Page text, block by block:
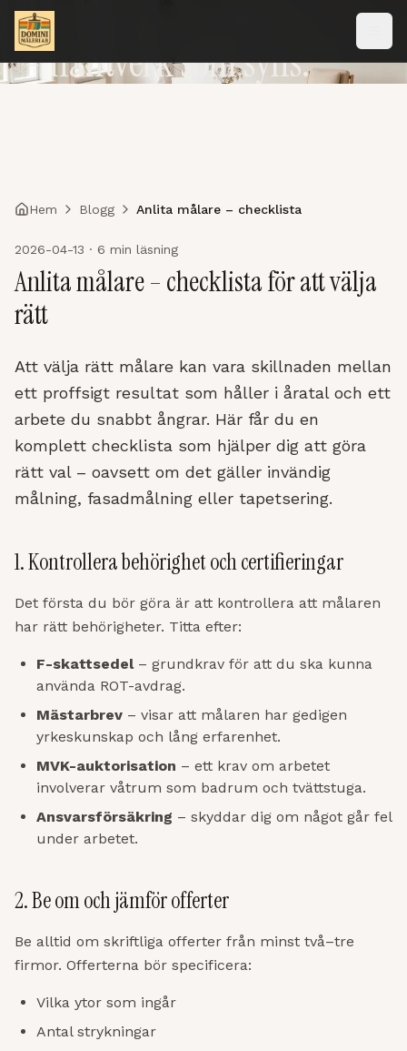
Målare i Göteborg
– hantverk som syns.
Hem Blogg Anlita målare – checklista
2026-04-13 · 6 min läsning
Anlita målare – checklista för att välja
rätt
Att välja rätt målare kan vara skillnaden mellan
ett proffsigt resultat som håller i åratal och ett
arbete du snabbt ångrar. Här får du en
komplett checklista som hjälper dig att göra
rätt val – oavsett om det gäller invändig
målning, fasadmålning eller tapetsering.
1. Kontrollera behörighet och certifieringar
Det första du bör göra är att kontrollera att målaren
har rätt behörigheter. Titta efter:
F-skattsedel– grundkrav för att du ska kunna
använda ROT-avdrag.
Mästarbrev – visar att målaren har gedigen
yrkeskunskap och lång erfarenhet.
MVK-auktorisation – ett krav om arbetet
involverar våtrum som badrum och tvättstuga.
Ansvarsförsäkring – skyddar dig om något går fel
under arbetet.
2. Be om och jämför offerter
Be alltid om skriftliga offerter från minst två–tre
firmor. Offerterna bör specificera:
Vilka ytor som ingår
Antal strykningar